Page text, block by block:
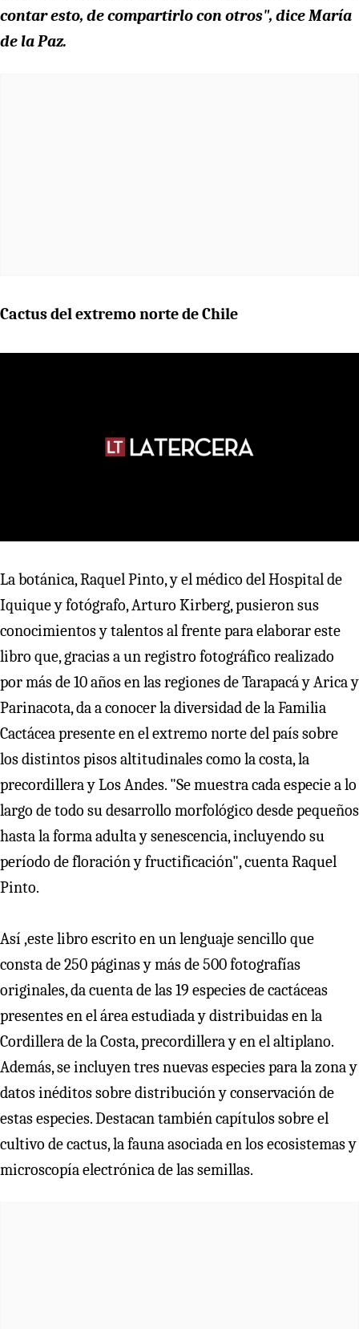
contar esto, de compartirlo con otros", dice María
de la Paz.
Cactus del extremo norte de Chile
La botánica, Raquel Pinto, y el médico del Hospital de
Iquique y fotógrafo, Arturo Kirberg, pusieron sus
conocimientos y talentos al frente para elaborar este
libro que, gracias a un registro fotográfico realizado
por más de 10 años en las regiones de Tarapacá y Arica y
Parinacota, da a conocer la diversidad de la Familia
Cactácea presente en el extremo norte del país sobre
los distintos pisos altitudinales como la costa, la
precordillera y Los Andes. "Se muestra cada especie a lo
largo de todo su desarrollo morfológico desde pequeños
hasta la forma adulta y senescencia, incluyendo su
período de floración y fructificación", cuenta Raquel
Pinto.
Así ,este libro escrito en un lenguaje sencillo que
consta de 250 páginas y más de 500 fotografías
originales, da cuenta de las 19 especies de cactáceas
presentes en el área estudiada y distribuidas en la
Cordillera de la Costa, precordillera y en el altiplano.
Además, se incluyen tres nuevas especies para la zona y
datos inéditos sobre distribución y conservación de
estas especies. Destacan también capítulos sobre el
cultivo de cactus, la fauna asociada en los ecosistemas y
microscopía electrónica de las semillas.